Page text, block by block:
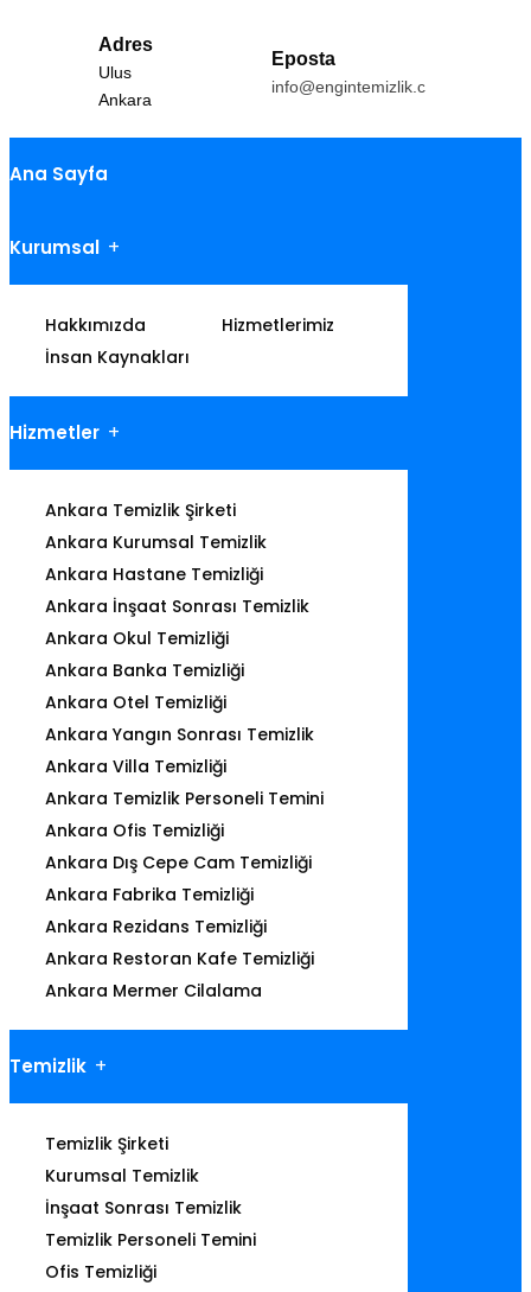
Adres
Ulus
Ankara
Eposta
info@engintemizlik.com
Ana Sayfa
Kurumsal
Hakkımızda
Hizmetlerimiz
İnsan Kaynakları
Hizmetler
Ankara Temizlik Şirketi
Ankara Kurumsal Temizlik
Ankara Hastane Temizliği
Ankara İnşaat Sonrası Temizlik
Ankara Okul Temizliği
Ankara Banka Temizliği
Ankara Otel Temizliği
Ankara Yangın Sonrası Temizlik
Ankara Villa Temizliği
Ankara Temizlik Personeli Temini
Ankara Ofis Temizliği
Ankara Dış Cepe Cam Temizliği
Ankara Fabrika Temizliği
Ankara Rezidans Temizliği
Ankara Restoran Kafe Temizliği
Ankara Mermer Cilalama
Temizlik
Temizlik Şirketi
Kurumsal Temizlik
İnşaat Sonrası Temizlik
Temizlik Personeli Temini
Ofis Temizliği